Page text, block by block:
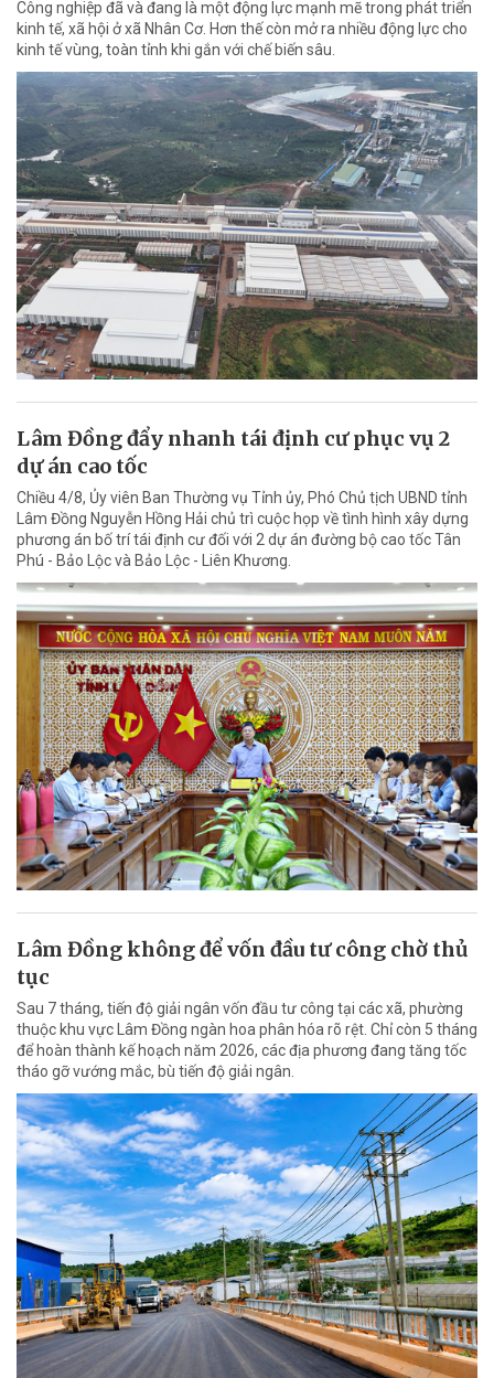
Công nghiệp đã và đang là một động lực mạnh mẽ trong phát triển
kinh tế, xã hội ở xã Nhân Cơ. Hơn thế còn mở ra nhiều động lực cho
kinh tế vùng, toàn tỉnh khi gắn với chế biến sâu.
Lâm Đồng đẩy nhanh tái định cư phục vụ 2
dự án cao tốc
Chiều 4/8, Ủy viên Ban Thường vụ Tỉnh ủy, Phó Chủ tịch UBND tỉnh
Lâm Đồng Nguyễn Hồng Hải chủ trì cuộc họp về tình hình xây dựng
phương án bố trí tái định cư đối với 2 dự án đường bộ cao tốc Tân
Phú - Bảo Lộc và Bảo Lộc - Liên Khương.
Lâm Đồng không để vốn đầu tư công chờ thủ
tục
Sau 7 tháng, tiến độ giải ngân vốn đầu tư công tại các xã, phường
thuộc khu vực Lâm Đồng ngàn hoa phân hóa rõ rệt. Chỉ còn 5 tháng
để hoàn thành kế hoạch năm 2026, các địa phương đang tăng tốc
tháo gỡ vướng mắc, bù tiến độ giải ngân.